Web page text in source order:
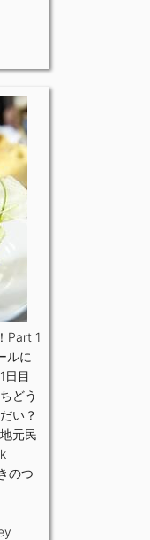
Part 1
ルに
日目
どう
い？
元民
のつ